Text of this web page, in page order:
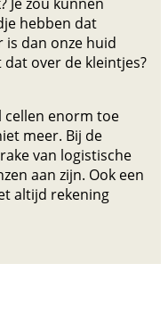
hebben dat
is dan onze huid
over de kleintjes?
cellen enorm toe
meer. Bij de
van logistische
aan zijn. Ook een
altijd rekening